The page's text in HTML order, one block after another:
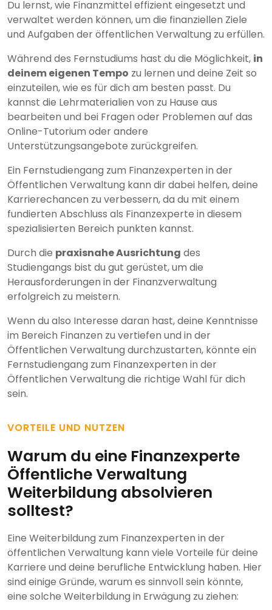
Du lernst, wie Finanzmittel effizient eingesetzt und
verwaltet werden können, um die finanziellen Ziele
und Aufgaben der öffentlichen Verwaltung zu erfüllen.
Während des Fernstudiums hast du die Möglichkeit, in
deinem eigenen Tempo zu lernen und deine Zeit so
einzuteilen, wie es für dich am besten passt. Du
kannst die Lehrmaterialien von zu Hause aus
bearbeiten und bei Fragen oder Problemen auf das
Online-Tutorium oder andere
Unterstützungsangebote zurückgreifen.
Ein Fernstudiengang zum Finanzexperten in der
Öffentlichen Verwaltung kann dir dabei helfen, deine
Karrierechancen zu verbessern, da du mit einem
fundierten Abschluss als Finanzexperte in diesem
spezialisierten Bereich punkten kannst.
Durch die praxisnahe Ausrichtung des
Studiengangs bist du gut gerüstet, um die
Herausforderungen in der Finanzverwaltung
erfolgreich zu meistern.
Wenn du also Interesse daran hast, deine Kenntnisse
im Bereich Finanzen zu vertiefen und in der
Öffentlichen Verwaltung durchzustarten, könnte ein
Fernstudiengang zum Finanzexperten in der
Öffentlichen Verwaltung die richtige Wahl für dich
sein.
VORTEILE UND NUTZEN
Warum du eine Finanzexperte
Öffentliche Verwaltung
Weiterbildung absolvieren
solltest?
Eine Weiterbildung zum Finanzexperten in der
öffentlichen Verwaltung kann viele Vorteile für deine
Karriere und deine berufliche Entwicklung haben. Hier
sind einige Gründe, warum es sinnvoll sein könnte,
eine solche Weiterbildung in Erwägung zu ziehen: